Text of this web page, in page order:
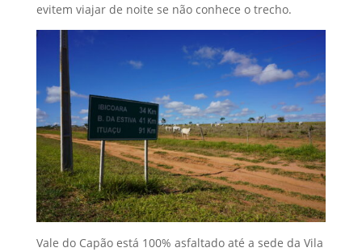
evitem viajar de noite se não conhece o trecho.
Vale do Capão está 100% asfaltado até a sede da Vila